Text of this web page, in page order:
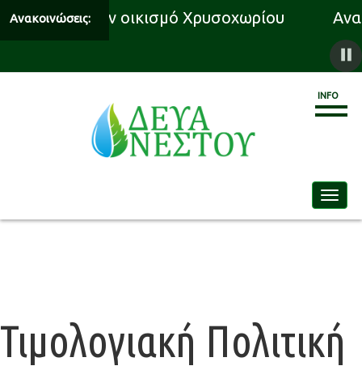
Ανακοινώσεις:για τον οικισμό Χρυσοχωρίου
INFO
Τιμολογιακή Πολιτική